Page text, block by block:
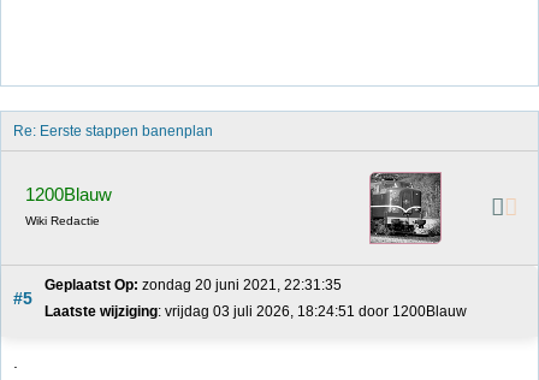
Re: Eerste stappen banenplan
1200Blauw
Wiki Redactie
#5
Geplaatst Op: zondag 20 juni 2021, 22:31:35
Laatste wijziging: vrijdag 03 juli 2026, 18:24:51 door 1200Blauw